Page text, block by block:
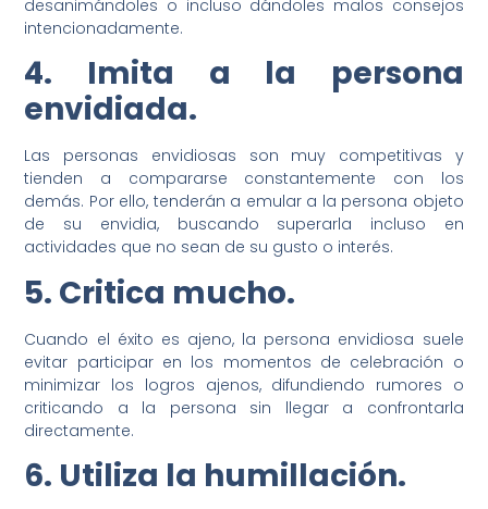
desanimándoles o incluso dándoles malos consejos
intencionadamente.
4. Imita a la persona
envidiada.
Las personas envidiosas son muy competitivas y
tienden a compararse constantemente con los
demás. Por ello, tenderán a emular a la persona objeto
de su envidia, buscando superarla incluso en
actividades que no sean de su gusto o interés.
5. Critica mucho.
Cuando el éxito es ajeno, la persona envidiosa suele
evitar participar en los momentos de celebración o
minimizar los logros ajenos, difundiendo rumores o
criticando a la persona sin llegar a confrontarla
directamente.
6. Utiliza la humillación.